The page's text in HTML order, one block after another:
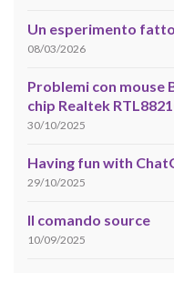
Un esperimento fatto
08/03/2026
Problemi con mouse
chip Realtek
30/10/2025
Having fun with
29/10/2025
Il comando source
10/09/2025